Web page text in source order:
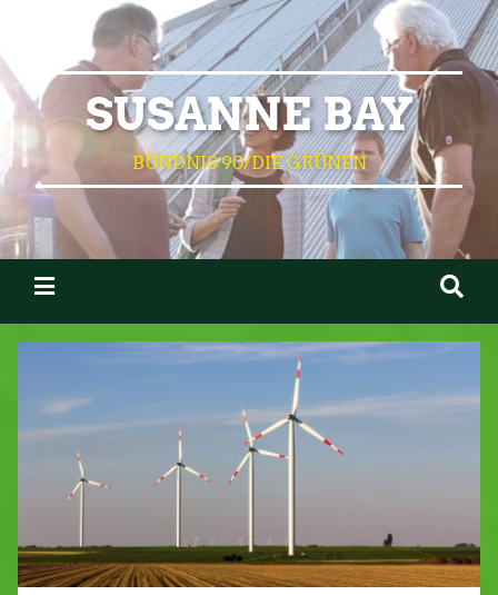
SUSANNE BAY
BÜNDNIS 90/DIE GRÜNEN